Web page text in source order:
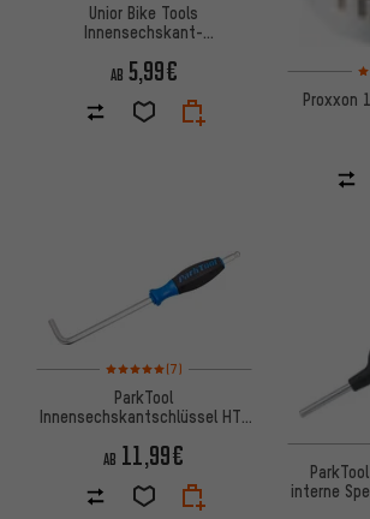
Unior Bike Tools
Innensechskant-
193HX
AB 5,99€
Proxxon
Bewertungen: 5 von 5 basierend auf 7
(7)
ParkTool
Innensechskantschlüssel HT-
AB 11,99€
interne